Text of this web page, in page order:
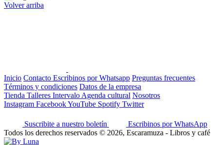
Volver arriba
Inicio Contacto Escribinos por Whatsapp Preguntas frecuentes
Términos y condiciones Datos de la empresa
Tienda Talleres Intervalo Agenda cultural Nosotros
Instagram FacebookYouTube Spotify Twitter
Suscribite a nuestro boletín
Escribinos por WhatsApp
Todos los derechos reservados © 2026, Escaramuza - Libros y café